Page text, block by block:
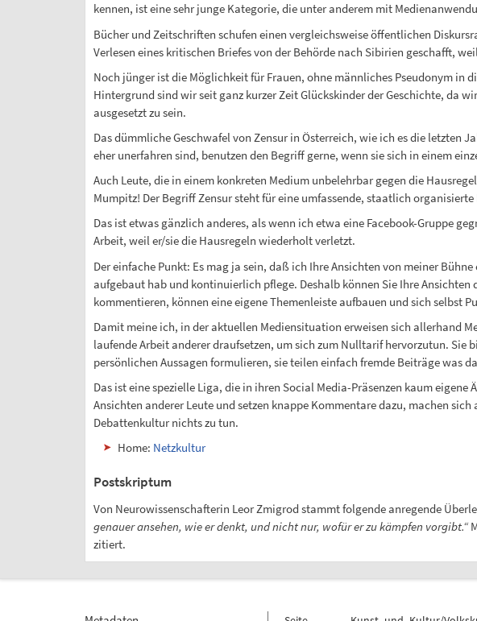
kennen, ist eine sehr junge Kategorie, die unter anderem mit
Bücher und Zeitschriften schufen einen vergleichsweise öffentlichen
Verlesen eines kritischen Briefes von der Behörde nach Sibirien geschafft,
Noch jünger ist die Möglichkeit für Frauen, ohne männliches Pseudonym in
Hintergrund sind wir seit ganz kurzer Zeit Glückskinder der Geschichte, da
ausgesetzt zu sein.
Das dümmliche Geschwafel von Zensur in Österreich, wie ich es die letzten
eher unerfahren sind, benutzen den Begriff gerne, wenn sie sich in einem
Auch Leute, die in einem konkreten Medium unbelehrbar gegen die
Mumpitz! Der Begriff Zensur steht für eine umfassende, staatlich
Das ist etwas gänzlich anderes, als wenn ich etwa eine Facebook-Gruppe
Arbeit, weil er/sie die Hausregeln wiederholt verletzt.
Der einfache Punkt: Es mag ja sein, daß ich Ihre Ansichten von meiner
aufgebaut hab und kontinuierlich pflege. Deshalb können Sie Ihre
kommentieren, können eine eigene Themenleiste aufbauen und sich selbst
Damit meine ich, in der aktuellen Mediensituation erweisen sich allerhand
laufende Arbeit anderer draufsetzen, um sich zum Nulltarif hervorzutun. Sie
persönlichen Aussagen formulieren, sie teilen einfach fremde Beiträge was
Das ist eine spezielle Liga, die in ihren Social Media-Präsenzen kaum
Ansichten anderer Leute und setzen knappe Kommentare dazu, machen
Debattenkultur nichts zu tun.
Home: Netzkultur
Postskriptum
Von Neurowissenschafterin Leor Zmigrod stammt folgende anregende
genauer ansehen, wie er denkt, und nicht nur, wofür er zu kämpfen vorgibt.“
zitiert.